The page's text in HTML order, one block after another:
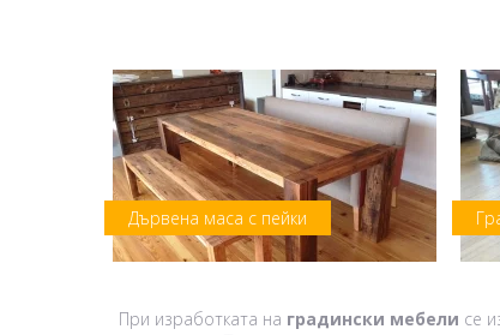
Дървена маса с пейки
При изработката на градински мебели се